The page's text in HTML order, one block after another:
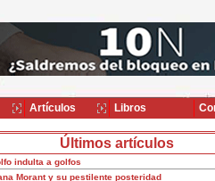
Últimos artículos
indulta a golfos
Morant y su pestilente posteridad
Artículos Libros